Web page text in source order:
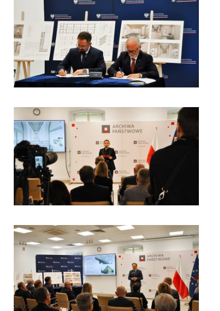
kliknięcie spowoduje powiększenie zdjęcia w galerii
kliknięcie spowoduje powiększenie zdjęcia w galerii